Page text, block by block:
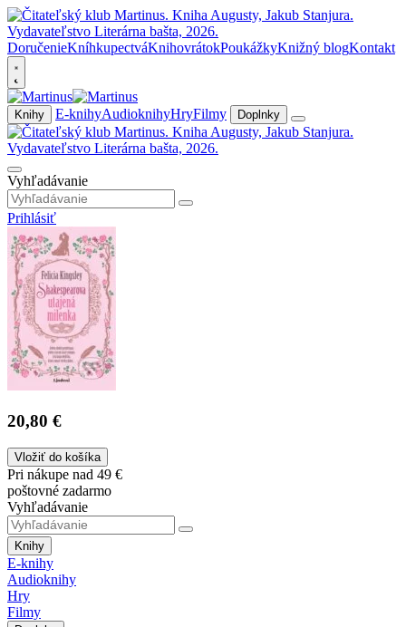
DoručenieKníhkupectváKnihovrátokPoukážkyKnižný blogKontakt
Knihy E-knihyAudioknihyHryFilmy Doplnky
Vyhľadávanie
Prihlásiť
20,80 €
Vložiť do košíka
Pri nákupe nad 49 €
poštovné zadarmo
Vyhľadávanie
Knihy
E-knihy
Audioknihy
Hry
Filmy